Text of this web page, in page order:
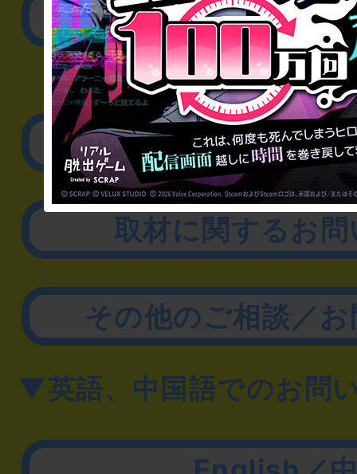
公演内容、チケット
▼企業／法人の方
リアル脱出ゲーム制作
取材に関するお
その他のご相談／
▼英語、中国語でのお問